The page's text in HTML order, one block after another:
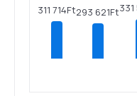
311 714Ft293 621Ft